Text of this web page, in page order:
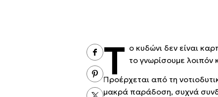
Τ ο κυδώνι δεν είναι
το γνωρίσουμε λοιπόν
Προέρχεται από τη
μακρά παράδοση, συχνά